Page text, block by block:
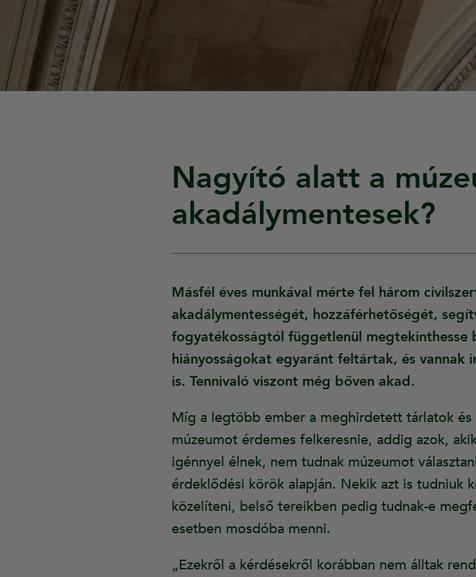
Nagyító alatt a
akadálymentesek?
Másfél éves munkával mérte fel három
akadálymentességét, hozzáférhetőségét,
fogyatékosságtól függetlenül
hiányosságokat egyaránt feltártak, és
is. Tennivaló viszont még bőven akad.
Míg a legtöbb ember a meghirdetett tárlatok
múzeumot érdemes felkeresnie, addig azok,
igénnyel élnek, nem tudnak múzeumot
érdeklődési körök alapján. Nekik azt is tudniuk
közelíteni, belső tereikben pedig tudnak-e
esetben mosdóba menni.
„Ezekről a kérdésekről korábban nem álltak